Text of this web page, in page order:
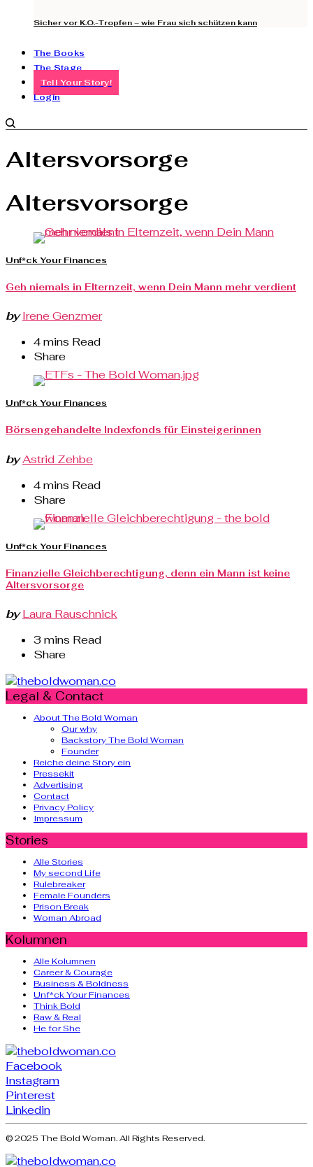
Sicher vor K.O.-Tropfen – wie Frau sich schützen kann
The Books
The Stage
Tell Your Story!
Login
Altersvorsorge
Altersvorsorge
Unf*ck Your Finances
Geh niemals in Elternzeit, wenn Dein Mann mehr verdient
by Irene Genzmer
4 mins Read
Share
Unf*ck Your Finances
Börsengehandelte Indexfonds für Einsteigerinnen
byAstrid Zehbe
4 mins Read
Share
Unf*ck Your Finances
Finanzielle Gleichberechtigung, denn ein Mann ist keine
Altersvorsorge
by Laura Rauschnick
3 mins Read
Share
Legal & Contact
About The Bold Woman
Our why
Backstory The Bold Woman
Founder
Reiche deine Story ein
Pressekit
Advertising
Contact
Privacy Policy
Impressum
Stories
Alle Stories
My second Life
Rulebreaker
Female Founders
Prison Break
Woman Abroad
Kolumnen
Alle Kolumnen
Career & Courage
Business & Boldness
Unf*ck Your Finances
Think Bold
Raw & Real
He for She
Facebook
Instagram
Pinterest
Linkedin
© 2025 The Bold Woman. All Rights Reserved.